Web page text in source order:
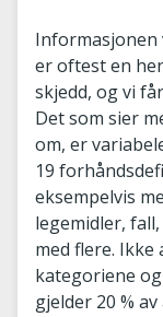
Informasjonen
er oftest en
skjedd, og vi
Det som sier
om, er
19
eksempelvis
legemidler,
med flere. Ikke
kategoriene
gjelder 20 %